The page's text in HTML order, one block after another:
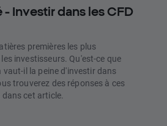
Investir dans les CFD
premières les plus
investisseurs. Qu'est-ce que
vaut-il la peine d'investir dans
trouverez des réponses à ces
cet article.